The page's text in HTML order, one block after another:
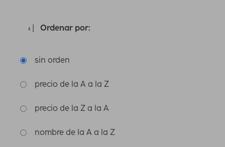
Ordenar por:
sin orden
precio de la A a la Z
precio de la Z a la A
nombre de la A a la Z